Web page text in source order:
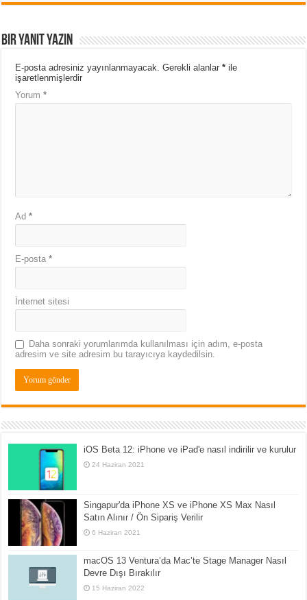
Bir yanıt yazın
E-posta adresiniz yayınlanmayacak. Gerekli alanlar* ile
işaretlenmişlerdir
Yorum*
Ad*
E-posta*
İnternet sitesi
Daha sonraki yorumlarımda kullanılması için adım, e-posta
adresim ve site adresim bu tarayıcıya kaydedilsin.
iOS Beta 12: iPhone ve iPad'e nasıl indirilir ve kurulur
24 Haziran 2021
Singapur'da iPhone XS ve iPhone XS Max Nasıl
Satın Alınır / Ön Sipariş Verilir
6 Haziran 2021
macOS 13 Ventura’da Mac’te Stage Manager Nasıl
Devre Dışı Bırakılır
15 Haziran 2022